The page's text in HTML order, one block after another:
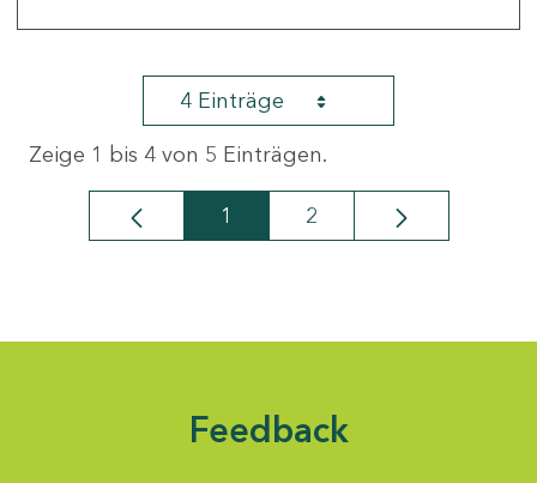
4 Einträge
Zeige 1 bis 4 von 5 Einträgen.
Seite
1 Seite
2
Feedback